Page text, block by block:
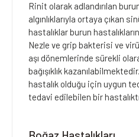
Rinit olarak adlandırılan
algınlıklarıyla ortaya çıkan
hastalıklar burun
Nezle ve grip bakterisi ve
aşı dönemlerinde sürekli
bağışıklık
hastalık olduğu için uygun
tedavi edilebilen bir